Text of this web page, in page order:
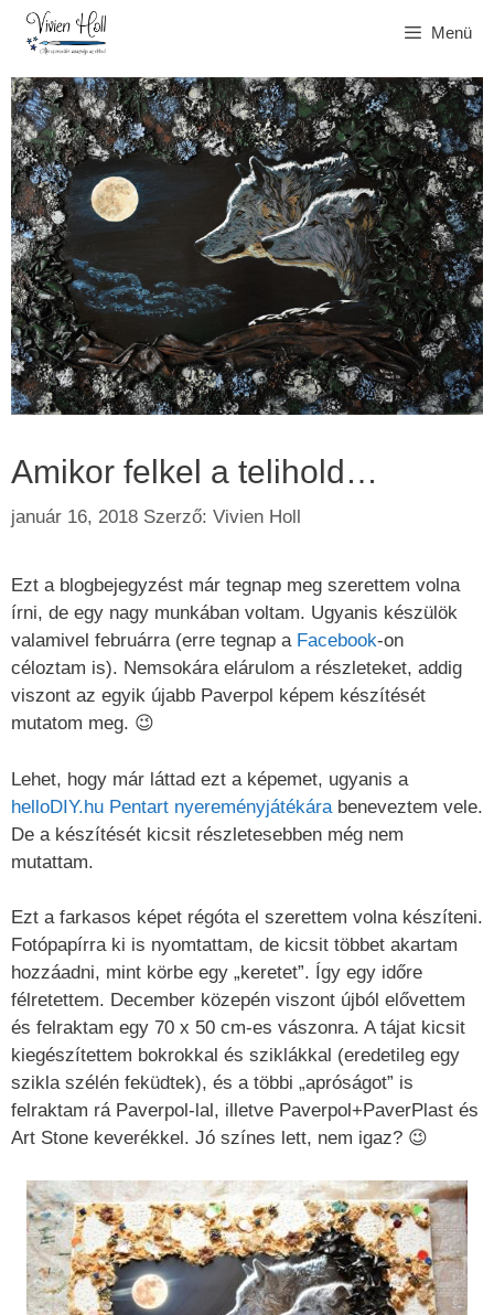
Kilépés
Menü
Amikor felkel a telihold…
január 16, 2018 Szerző: Vivien Holl
Ezt a blogbejegyzést már tegnap meg szerettem volna
írni, de egy nagy munkában voltam. Ugyanis készülök
valamivel februárra (erre tegnap a Facebook-on
céloztam is). Nemsokára elárulom a részleteket, addig
viszont az egyik újabb Paverpol képem készítését
mutatom meg. 😉
Lehet, hogy már láttad ezt a képemet, ugyanis a
helloDIY.hu Pentart nyereményjátékára beneveztem vele.
De a készítését kicsit részletesebben még nem
mutattam.
Ezt a farkasos képet régóta el szerettem volna készíteni.
Fotópapírra ki is nyomtattam, de kicsit többet akartam
hozzáadni, mint körbe egy „keretet”. Így egy időre
félretettem. December közepén viszont újból elővettem
és felraktam egy 70 x 50 cm-es vászonra. A tájat kicsit
kiegészítettem bokrokkal és sziklákkal (eredetileg egy
szikla szélén feküdtek), és a többi „apróságot” is
felraktam rá Paverpol-lal, illetve Paverpol+PaverPlast és
Art Stone keverékkel. Jó színes lett, nem igaz? 😉